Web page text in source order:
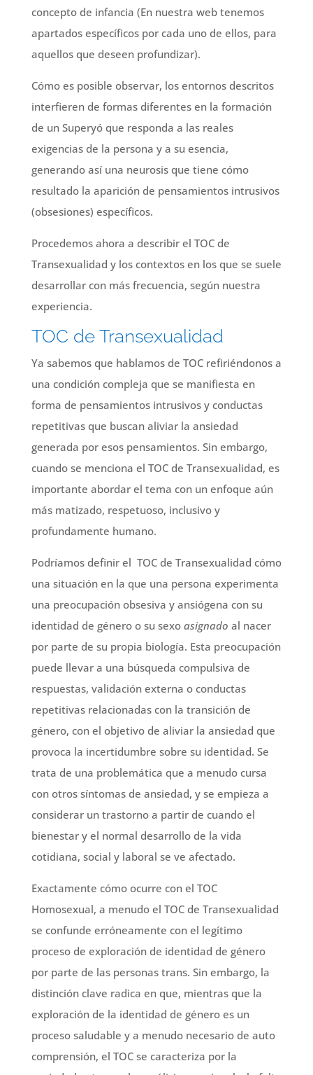
concepto de infancia (En nuestra web tenemos
apartados específicos por cada uno de ellos, para
aquellos que deseen profundizar).
Cómo es posible observar, los entornos descritos
interfieren de formas diferentes en la formación
de un Superyó que responda a las reales
exigencias de la persona y a su esencia,
generando así una neurosis que tiene cómo
resultado la aparición de pensamientos intrusivos
(obsesiones) específicos.
Procedemos ahora a describir el TOC de
Transexualidad y los contextos en los que se suele
desarrollar con más frecuencia, según nuestra
experiencia.
TOC de Transexualidad
Ya sabemos que hablamos de TOC refiriéndonos a
una condición compleja que se manifiesta en
forma de pensamientos intrusivos y conductas
repetitivas que buscan aliviar la ansiedad
generada por esos pensamientos. Sin embargo,
cuando se menciona el TOC de Transexualidad, es
importante abordar el tema con un enfoque aún
más matizado, respetuoso, inclusivo y
profundamente humano.
Podríamos definir el TOC de Transexualidad cómo
una situación en la que una persona experimenta
una preocupación obsesiva y ansiógena con su
identidad de género o su sexo asignado al nacer
por parte de su propia biología. Esta preocupación
puede llevar a una búsqueda compulsiva de
respuestas, validación externa o conductas
repetitivas relacionadas con la transición de
género, con el objetivo de aliviar la ansiedad que
provoca la incertidumbre sobre su identidad. Se
trata de una problemática que a menudo cursa
con otros síntomas de ansiedad, y se empieza a
considerar un trastorno a partir de cuando el
bienestar y el normal desarrollo de la vida
cotidiana, social y laboral se ve afectado.
Exactamente cómo ocurre con el TOC
Homosexual, a menudo el TOC de Transexualidad
se confunde erróneamente con el legítimo
proceso de exploración de identidad de género
por parte de las personas trans. Sin embargo, la
distinción clave radica en que, mientras que la
exploración de la identidad de género es un
proceso saludable y a menudo necesario de auto
comprensión, el TOC se caracteriza por la